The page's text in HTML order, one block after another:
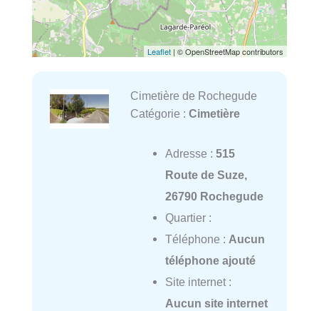
Leaflet | © OpenStreetMap contributors
Cimetière de Rochegude
Catégorie : Cimetière
Adresse : 515
Route de Suze,
26790 Rochegude
Quartier :
Téléphone : Aucun
téléphone ajouté
Site internet :
Aucun site internet